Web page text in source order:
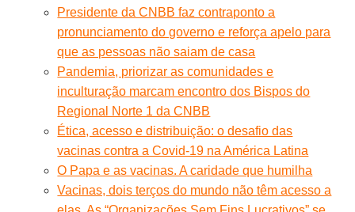
Presidente da CNBB faz contraponto a
pronunciamento do governo e reforça apelo para
que as pessoas não saiam de casa
Pandemia, priorizar as comunidades e
inculturação marcam encontro dos Bispos do
Regional Norte 1 da CNBB
Ética, acesso e distribuição: o desafio das
vacinas contra a Covid-19 na América Latina
O Papa e as vacinas. A caridade que humilha
Vacinas, dois terços do mundo não têm acesso a